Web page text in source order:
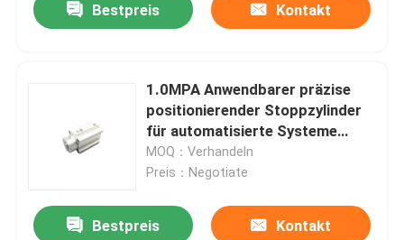
Bestpreis Kontakt
1.0MPA Anwendbarer präzise
positionierender Stoppzylinder
für automatisierte Systeme
Diagonalschnitt-
Innendrahtentwurf
MOQ：Verhandeln
Preis：Negotiate
Bestpreis Kontakt